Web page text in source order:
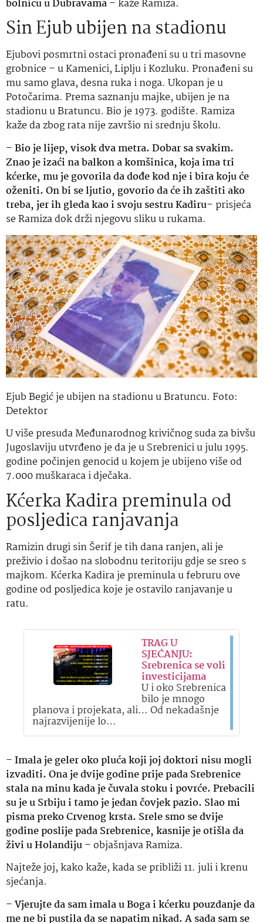
bolnicu u Dubravama– kaže Ramiza.
Sin Ejub ubijen na stadionu
Ejubovi posmrtni ostaci pronađeni su u tri masovne
grobnice – u Kamenici, Liplju i Kozluku. Pronađeni su
mu samo glava, desna ruka i noga. Ukopan je u
Potočarima. Prema saznanju majke, ubijen je na
stadionu u Bratuncu. Bio je 1973. godište. Ramiza
kaže da zbog rata nije završio ni srednju školu.
–Bio je lijep, visok dva metra. Dobar sa svakim.
Znao je izaći na balkon a komšinica, koja ima tri
kćerke, mu je govorila da dođe kod nje i bira koju će
oženiti. On bi se ljutio, govorio da će ih zaštiti ako
treba, jer ih gleda kao i svoju sestru Kadiru– prisjeća
se Ramiza dok drži njegovu sliku u rukama.
Ejub Begić je ubijen na stadionu u Bratuncu. Foto:
Detektor
U više presuda Međunarodnog krivičnog suda za bivšu
Jugoslaviju utvrđeno je da je u Srebrenici u julu 1995.
godine počinjen genocid u kojem je ubijeno više od
7.000 muškaraca i dječaka.
Kćerka Kadira preminula od
posljedica ranjavanja
Ramizin drugi sin Šerif je tih dana ranjen, ali je
preživio i došao na slobodnu teritoriju gdje se sreo s
majkom. Kćerka Kadira je preminula u februru ove
godine od posljedica koje je ostavilo ranjavanje u
ratu.
TRAG U
SJEĆANJU:
Srebrenica se voli
investicijama
U i oko Srebrenica
bilo je mnogo
planova i projekata, ali… Od nekadašnje
najrazvijenije lo…
–Imala je geler oko pluća koji joj doktori nisu mogli
izvaditi. Ona je dvije godine prije pada Srebrenice
stala na minu kada je čuvala stoku i povrće. Prebacili
su je u Srbiju i tamo je jedan čovjek pazio. Slao mi
pisma preko Crvenog krsta. Srele smo se dvije
godine poslije pada Srebrenice, kasnije je otišla da
živi u Holandiju– objašnjava Ramiza.
Najteže joj, kako kaže, kada se približi 11. juli i krenu
sjećanja.
–Vjerujte da sam imala u Boga i kćerku pouzdanje da
me ne bi pustila da se napatim nikad. A sada sam se